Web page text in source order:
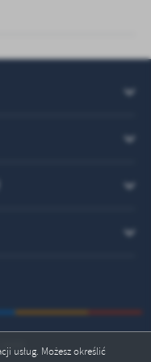
usług. Możesz określić